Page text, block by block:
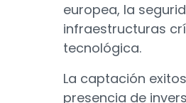
europea, la
infraestructuras
tecnológica.
La captación
presencia de